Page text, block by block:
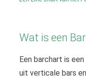
Wat is een
Een barchart is
uit verticale bars